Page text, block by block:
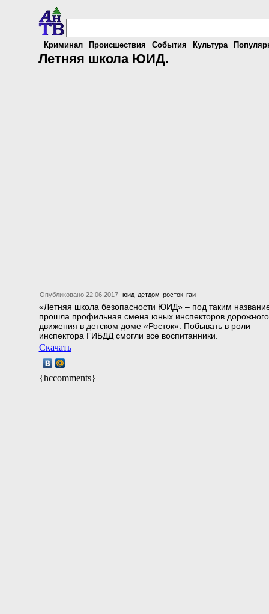
Криминал Происшествия События Культура
Летняя школа ЮИД.
Опубликовано 22.06.2017 юид детдом росток гаи
«Летняя школа безопасности ЮИД» – под таким
прошла профильная смена юных инспекторов дорожного
движения в детском доме «Росток». Побывать в роли
инспектора ГИБДД смогли все воспитанники.
Скачать
{hccomments}